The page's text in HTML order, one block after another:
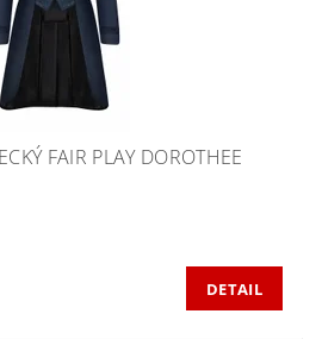
FAIR PLAY DOROTHEE
DETAIL